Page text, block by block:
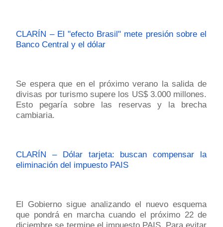
CLARÍN – El "efecto Brasil" mete presión sobre el
Banco Central y el dólar
Se espera que en el próximo verano la salida de
divisas por turismo supere los US$ 3.000 millones.
Esto pegaría sobre las reservas y la brecha
cambiaria.
CLARÍN – Dólar tarjeta: buscan compensar la
eliminación del impuesto PAIS
El Gobierno sigue analizando el nuevo esquema
que pondrá en marcha cuando el próximo 22 de
diciembre se termine el impuesto PAIS. Para evitar